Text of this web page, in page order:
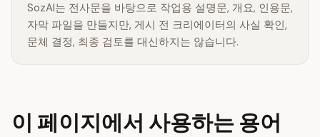
SozAI는 전사문을 바탕으로 작업용 설명문, 개요, 인용문,
자막 파일을 만들지만, 게시 전 크리에이터의 사실 확인,
문체 결정, 최종 검토를 대신하지는 않습니다.
이 페이지에서 사용하는 용어